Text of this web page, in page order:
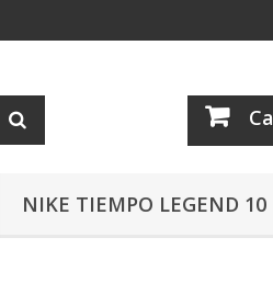
NIKE TIEMPO LEGEND 10